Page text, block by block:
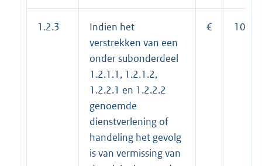
1.2.3
Indien het
verstrekken van een
onder subonderdeel
1.2.1.1, 1.2.1.2,
1.2.2.1 en 1.2.2.2
genoemde
dienstverlening of
handeling het gevolg
is van vermissing van
€ 10,00